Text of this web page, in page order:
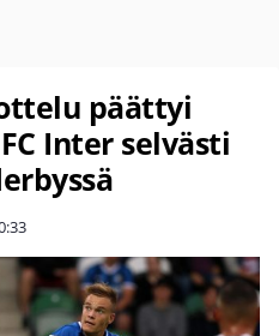
päättyi
Inter selvästi